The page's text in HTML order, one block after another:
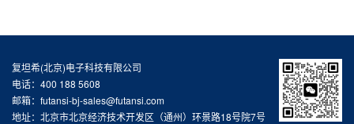
复坦希(北京)电子科技有限公司
电话：400 188 5608
邮箱：futansi-bj-sales@futansi.com
地址：北京市北京经济技术开发区（通州）环景路18号院7号